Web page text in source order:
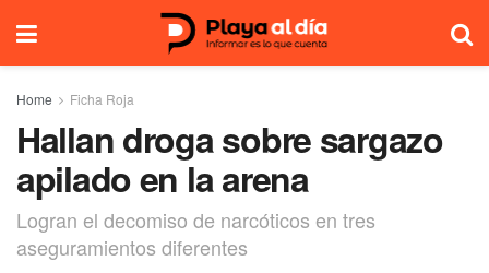
Home Ficha Roja
Hallan droga sobre sargazo
apilado en la arena
Logran el decomiso de narcóticos en tres
aseguramientos diferentes